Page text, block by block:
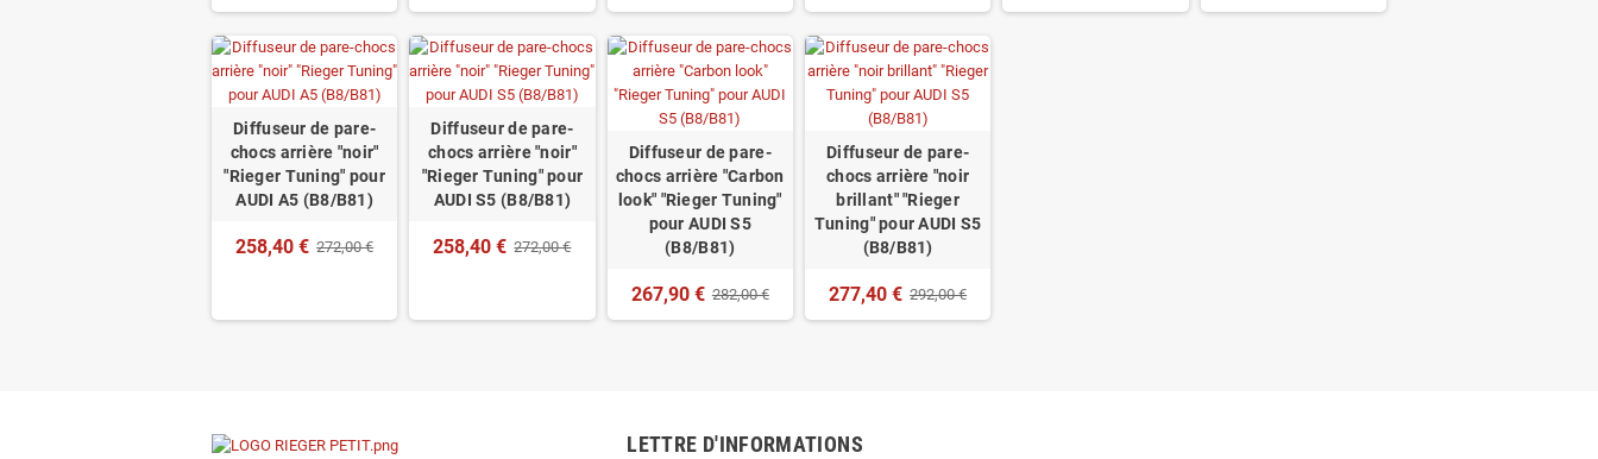
Diffuseur de pare-
chocs arrière "noir"
"Rieger Tuning" pour
AUDI A5 (B8/B81)
258,40 € 272,00 €
Diffuseur de pare-
chocs arrière "noir"
"Rieger Tuning" pour
AUDI S5 (B8/B81)
258,40 € 272,00 €
Diffuseur de pare-
chocs arrière "Carbon
look" "Rieger Tuning"
pour AUDI S5
(B8/B81)
267,90 € 282,00 €
Diffuseur de pare-
chocs arrière "noir
brillant" "Rieger
Tuning" pour AUDI S5
(B8/B81)
277,40 € 292,00 €
LETTRE D'INFORMATIONS